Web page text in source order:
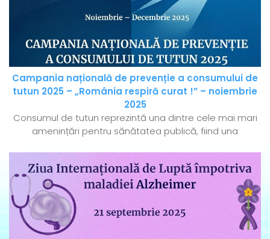
Campania națională de prevenție a consumului de
tutun 2025 – „România respiră curat !” – noiembrie
2025
Consumul de tutun reprezintă una dintre cele mai mari
amenințări pentru sănătatea publică, fiind una